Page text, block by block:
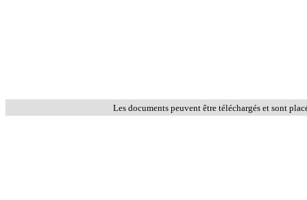
Les documents peuvent être téléchargés et sont